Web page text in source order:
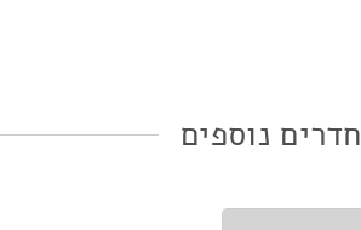
חדרים נוספים